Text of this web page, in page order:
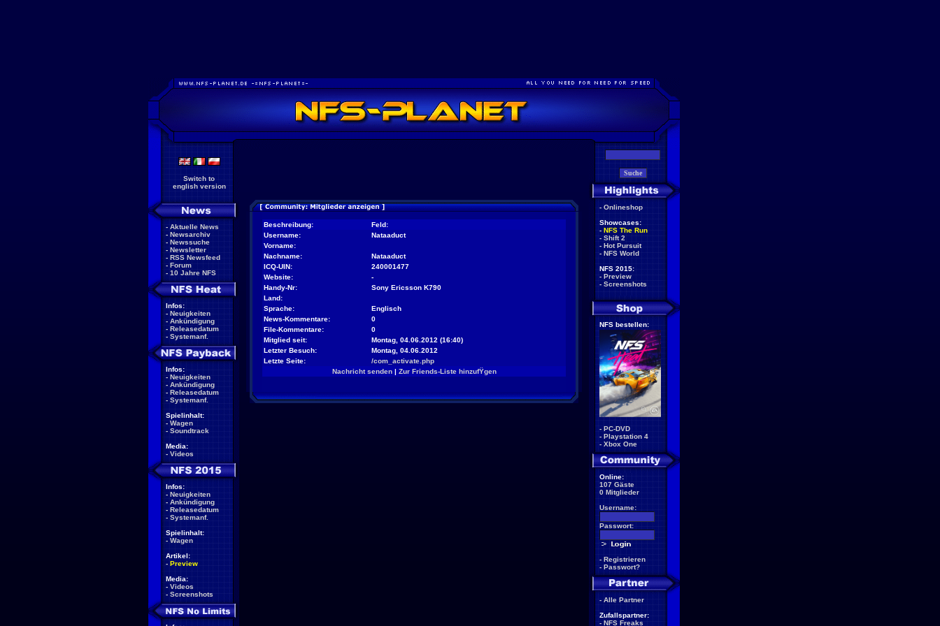
Switch to
english version
- Aktuelle News
- Newsarchiv
- Newssuche
- Newsletter
- RSS Newsfeed
- Forum
- 10 Jahre NFS
Infos:
- Neuigkeiten
- Ankündigung
- Releasedatum
- Systemanf.
Infos:
- Neuigkeiten
- Ankündigung
- Releasedatum
- Systemanf.
Spielinhalt:
- Wagen
- Soundtrack
Media:
- Videos
Infos:
- Neuigkeiten
- Ankündigung
- Releasedatum
- Systemanf.
Spielinhalt:
- Wagen
Artikel:
- Preview
Media:
- Videos
- Screenshots
Beschreibung:
Feld:
Username:
Nataaduct
Vorname:
Nachname:
Nataaduct
ICQ-UIN:
240001477
Website:
-
Handy-Nr:
Sony Ericsson K790
Land:
Sprache:
Englisch
News-Kommentare:
0
File-Kommentare:
0
Mitglied seit:
Montag, 04.06.2012 (16:40)
Letzter Besuch:
Montag, 04.06.2012
Letzte Seite:
/com_activate.php
Nachricht senden| Zur Friends-Liste hinzufŸgen
- Onlineshop
Showcases:
- NFS The Run
- Shift 2
- Hot Pursuit
- NFS World
NFS 2015:
- Preview
- Screenshots
NFS bestellen:
- PC-DVD
- Playstation 4
- Xbox One
Online:
107 Gäste
0 Mitglieder
Username:
Passwort:
- Registrieren
- Passwort?
- Alle Partner
Zufallspartner:
- NFS Freaks